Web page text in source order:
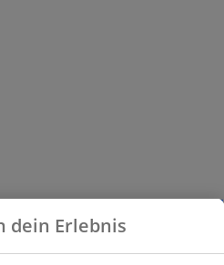
dein Erlebnis